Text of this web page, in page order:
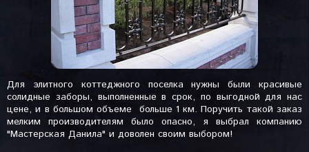
Для элитного коттеджного поселка нужны были красивые
солидные заборы, выполненные в срок, по выгодной для нас
цене, и в большом объеме ­ больше 1 км. Поручить такой заказ
мелким производителям было опасно, я выбрал компанию
"Мастерская Данила" и доволен своим выбором!